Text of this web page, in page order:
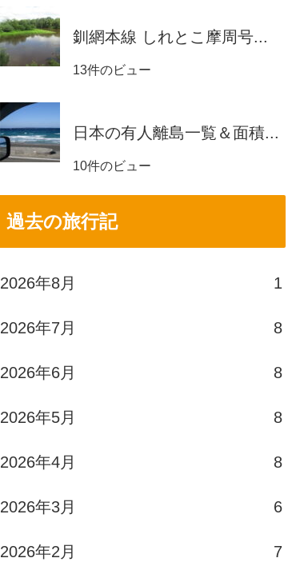
釧網本線 しれとこ摩周号...
13件のビュー
日本の有人離島一覧＆面積...
10件のビュー
過去の旅行記
2026年8月 1
2026年7月 8
2026年6月 8
2026年5月 8
2026年4月 8
2026年3月 6
2026年2月 7